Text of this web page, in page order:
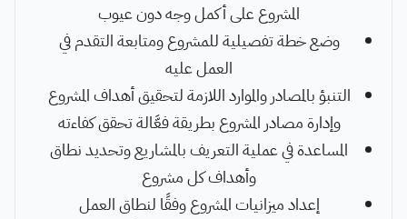
المشروع على أكمل وجه دون عيوب
وضع خطة تفصيلية للمشروع ومتابعة التقدم في
العمل عليه
التنبؤ بالمصادر والموارد اللازمة لتحقيق أهداف المشروع
وإدارة مصادر المشروع بطريقة فعَّالة تحقق كفاءته
المساعدة في عملية التعريف بالمشاريع وتحديد نطاق
وأهداف كل مشروع
إعداد ميزانيات المشروع وفقًا لنطاق العمل